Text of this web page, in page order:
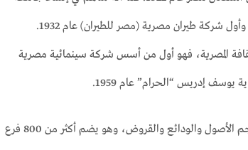
فؤاد الأول (الآن جامعة القاهرة) عام 1925، وأول شركة طيران مصرية (مصر للطيران) عام 1932.
المصرية، فهو أول من أسس شركة سينمائية مصرية
بنك مصر هو أكبر بنك في مصر من حيث حجم الأصول والودائع والقروض، وهو يضم أكثر من 800 فرع